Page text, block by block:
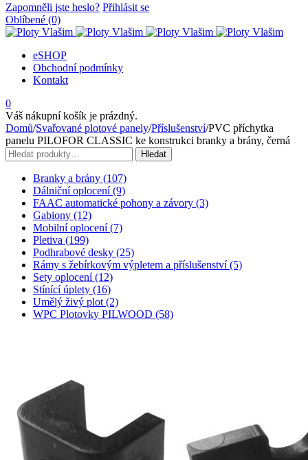
Zapomněli jste heslo? Přihlásit se
Oblíbené (0)
eSHOP
Obchodní podmínky
Kontakt
0
Váš nákupní košík je prázdný.
Domů/Svařované plotové panely/Příslušenství/PVC příchytka
panelu PILOFOR CLASSIC ke konstrukci branky a brány, černá
Hledat:
Hledat
Branky a brány (107)
Dálniční oplocení (9)
FAAC automatické pohony a závory (3)
Gabiony (12)
Mobilní oplocení (7)
Pletiva (199)
Podhrabové desky (25)
Rámy s žebírkovým výpletem a příslušenství (5)
Sety oplocení (12)
Stínící úplety (16)
Umělý živý plot (2)
WPC Plotovky PILWOOD (58)